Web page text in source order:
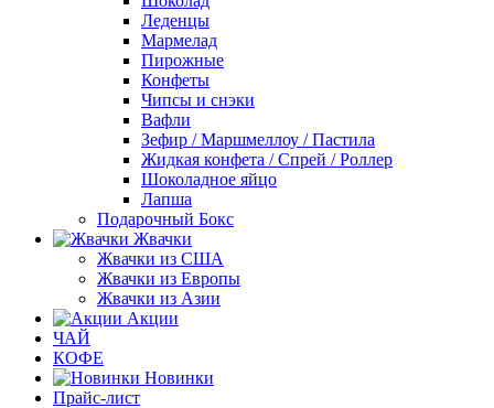
Леденцы
Мармелад
Пирожные
Конфеты
Чипсы и снэки
Вафли
Зефир / Маршмеллоу / Пастила
Жидкая конфета / Спрей / Роллер
Шоколадное яйцо
Лапша
Подарочный Бокс
Жвачки
Жвачки из США
Жвачки из Европы
Жвачки из Азии
Акции
ЧАЙ
КОФЕ
Новинки
Прайс-лист